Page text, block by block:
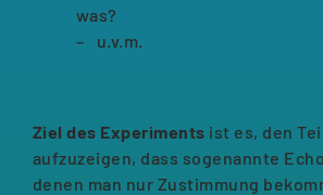
was?
u.v.m.
Ziel des Experiments ist es, den
aufzuzeigen, dass sogenannte
denen man nur Zustimmung